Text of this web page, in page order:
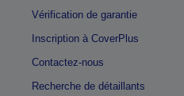
Vérification de garantie
Inscription à CoverPlus
Contactez-nous
Recherche de détaillants